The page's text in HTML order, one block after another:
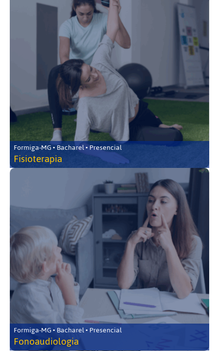
Formiga-MG • Bacharel • Presencial
Fisioterapia
Formiga-MG • Bacharel • Presencial
Fonoaudiologia